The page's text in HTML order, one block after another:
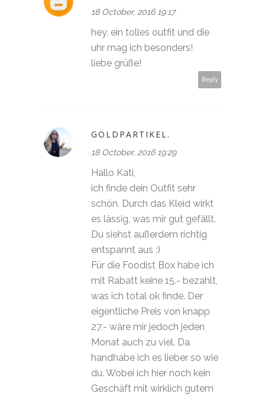
18 October, 2016 19:17
hey, ein tolles outfit und die
uhr mag ich besonders!
liebe grüße!
Reply
GOLDPARTIKEL.
18 October, 2016 19:29
Hallo Kati,
ich finde dein Outfit sehr
schön. Durch das Kleid wirkt
es lässig, was mir gut gefällt.
Du siehst außerdem richtig
entspannt aus :)
Für die Foodist Box habe ich
mit Rabatt keine 15.- bezahlt,
was ich total ok finde. Der
eigentliche Preis von knapp
27.- wäre mir jedoch jeden
Monat auch zu viel. Da
handhabe ich es lieber so wie
du. Wobei ich hier noch kein
Geschäft mit wirklich gutem